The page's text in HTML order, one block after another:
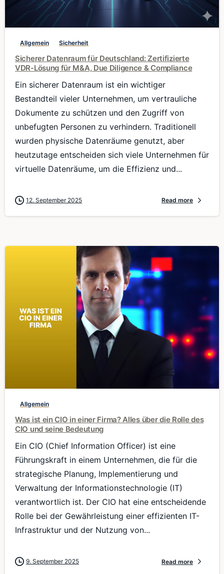
Allgemein Sicherheit
Sicherer Datenraum für Deutschland: Zertifizierte
VDR-Lösung für M&A, Due Diligence & Compliance
Ein sicherer Datenraum ist ein wichtiger
Bestandteil vieler Unternehmen, um vertrauliche
Dokumente zu schützen und den Zugriff von
unbefugten Personen zu verhindern. Traditionell
wurden physische Datenräume genutzt, aber
heutzutage entscheiden sich viele Unternehmen für
virtuelle Datenräume, um die Effizienz und...
12. September 2025 Read more
Allgemein
Was ist ein CIO in einer Firma? Alles über die Rolle des
CIO und seine Bedeutung
Ein CIO (Chief Information Officer) ist eine
Führungskraft in einem Unternehmen, die für die
strategische Planung, Implementierung und
Verwaltung der Informationstechnologie (IT)
verantwortlich ist. Der CIO hat eine entscheidende
Rolle bei der Gewährleistung einer effizienten IT-
Infrastruktur und der Nutzung von...
9. September 2025 Read more